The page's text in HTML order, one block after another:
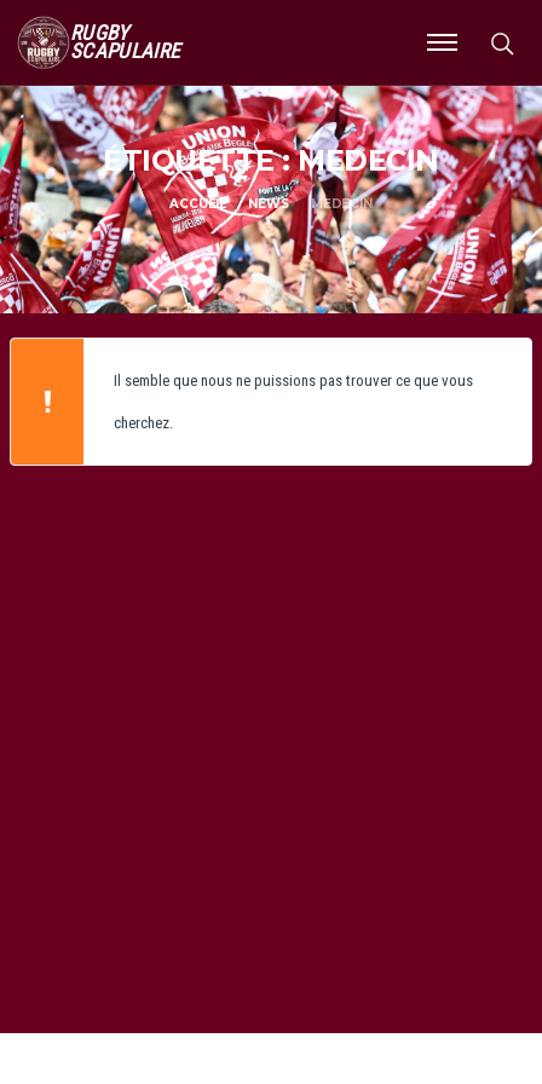
RUGBY
SCAPULAIRE
Ouvrir
le
menu
ÉTIQUETTE : MEDECIN
ACCUEIL NEWS MEDECIN
Il semble que nous ne puissions pas trouver ce que vous
cherchez.